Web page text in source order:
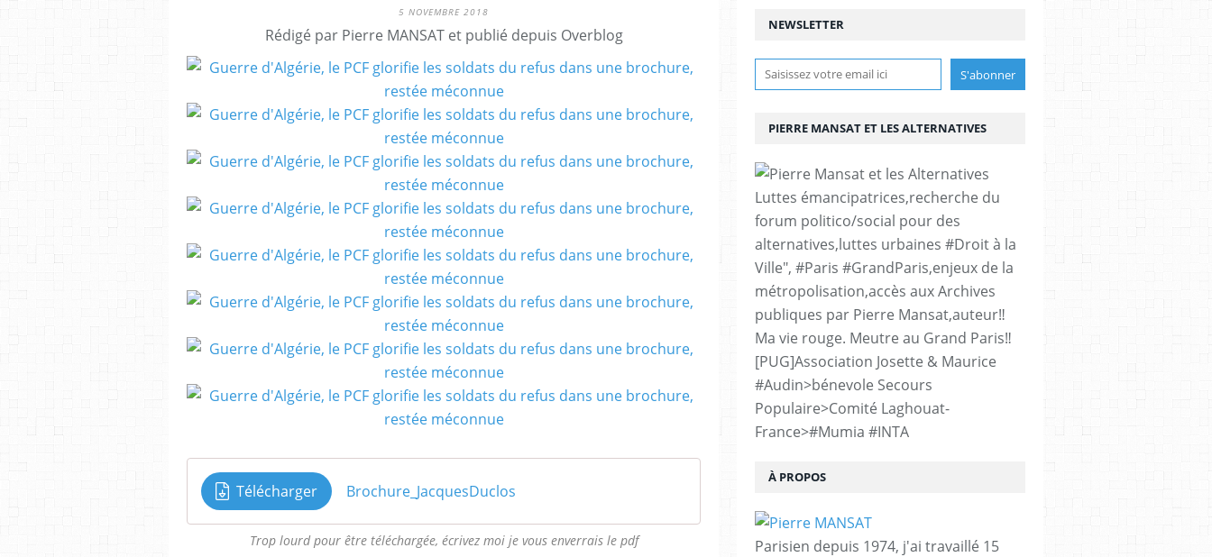
5 NOVEMBRE 2018
Rédigé par Pierre MANSAT et publié depuis Overblog
Télécharger Brochure_JacquesDuclos
Trop lourd pour être téléchargée, écrivez moi je vous enverrais le pdf
NEWSLETTER
PIERRE MANSAT ET LES ALTERNATIVES
Luttes émancipatrices,recherche du
forum politico/social pour des
alternatives,luttes urbaines #Droit à la
Ville", #Paris #GrandParis,enjeux de la
métropolisation,accès aux Archives
publiques par Pierre Mansat,auteur‼️
Ma vie rouge. Meutre au Grand Paris‼️
[PUG]Association Josette & Maurice
#Audin>bénevole Secours
Populaire>Comité Laghouat-
France>#Mumia #INTA
À PROPOS
Parisien depuis 1974, j'ai travaillé 15